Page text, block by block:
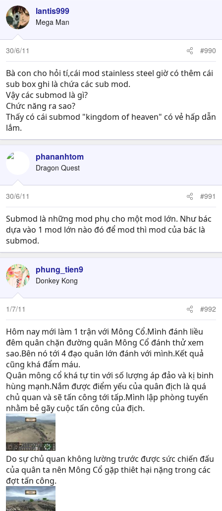
lantis999
Mega Man
30/6/11 #990
Bà con cho hỏi tí,cái mod stainless steel giờ có thêm cái
sub box ghi là chứa các sub mod.
Vậy các submod là gì?
Chức năng ra sao?
Thấy có cái submod "kingdom of heaven" có vẻ hấp dẫn
lắm.
phananhtom
Dragon Quest
30/6/11 #991
Submod là những mod phụ cho một mod lớn. Như bác
dựa vào 1 mod lớn nào đó để mod thì mod của bác là
submod.
phung_tien9
Donkey Kong
1/7/11 #992
Hôm nay mới làm 1 trận với Mông Cổ.Mình đánh liều
đêm quân chặn đường quân Mông Cổ đánh thử xem
sao.Bên nó tới 4 đạo quân lớn đánh với mình.Kết quả
cũng khá đẩm máu.
Quân mông cổ khá tự tin với số lượng áp đảo và kị binh
hùng mạnh.Nắm được điểm yếu của quân địch là quá
chủ quan và sẽ tấn công tới tấp.Mình lập phòng tuyến
nhằm bẻ gãy cuộc tấn công của địch.
Do sự chủ quan không lường trước được sức chiến đấu
của quân ta nên Mông Cổ gặp thiêt hại nặng trong các
đợt tấn công.